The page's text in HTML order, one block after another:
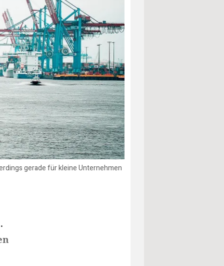
gerade für kleine Unternehmen